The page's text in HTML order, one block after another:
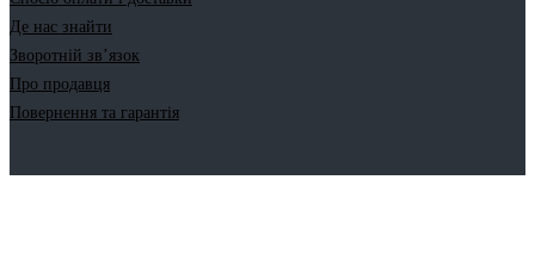
Де нас знайти
Зворотній зв’язок
Про продавця
Повернення та гарантія